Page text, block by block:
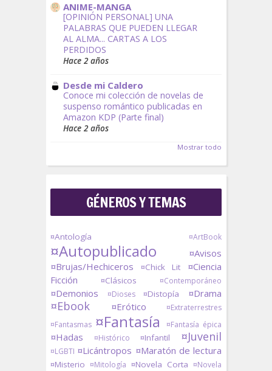
ANIME-MANGA
[OPINIÓN PERSONAL] UNA
PALABRAS QUE PUEDEN LLEGAR
AL ALMA... CARTAS A LOS
PERDIDOS
Hace 2 años
Desde mi Caldero
Conoce mi colección de novelas de
suspenso romántico publicadas en
Amazon KDP (Parte final)
Hace 2 años
Mostrar todo
GÉNEROS Y TEMAS
¤Antología ¤ArtBook
¤Autopublicado
¤Avisos
¤Brujas/Hechiceros
¤Chick Lit
¤Ciencia
Ficción
¤Clásicos ¤Contemporáneo
¤Demonios ¤Dioses ¤Distopía ¤Drama
¤Ebook ¤Erótico
¤Extraterrestres
¤Fantasmas ¤Fantasía ¤Fantasía épica
¤Hadas ¤Histórico ¤Infantil ¤Juvenil
¤LGBTI ¤Licántropos ¤Maratón de lectura
¤Misterio ¤Mitología ¤Novela Corta ¤Novela